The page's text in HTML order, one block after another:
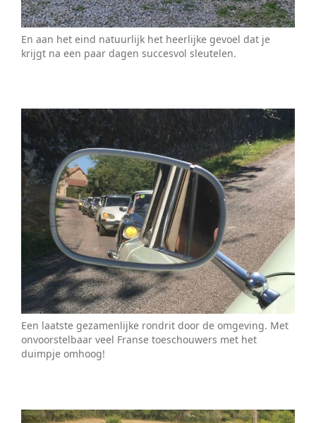
En aan het eind natuurlijk het heerlijke gevoel dat je
krijgt na een paar dagen succesvol sleutelen.
Een laatste gezamenlijke rondrit door de omgeving. Met
onvoorstelbaar veel Franse toeschouwers met het
duimpje omhoog!